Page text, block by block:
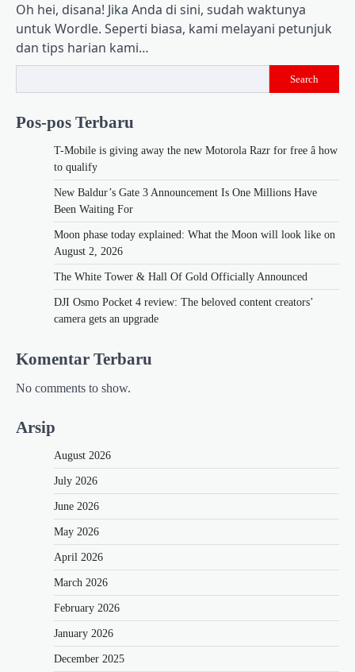
Oh hei, disana! Jika Anda di sini, sudah waktunya
untuk Wordle. Seperti biasa, kami melayani petunjuk
dan tips harian kami…
Search
Pos-pos Terbaru
T-Mobile is giving away the new Motorola Razr for free â how
to qualify
New Baldur’s Gate 3 Announcement Is One Millions Have
Been Waiting For
Moon phase today explained: What the Moon will look like on
August 2, 2026
The White Tower & Hall Of Gold Officially Announced
DJI Osmo Pocket 4 review: The beloved content creators’
camera gets an upgrade
Komentar Terbaru
No comments to show.
Arsip
August 2026
July 2026
June 2026
May 2026
April 2026
March 2026
February 2026
January 2026
December 2025